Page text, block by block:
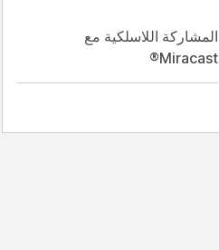
المشاركة اللاسلكية مع
Miracast®